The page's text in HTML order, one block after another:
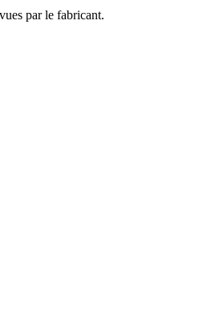
par le fabricant.